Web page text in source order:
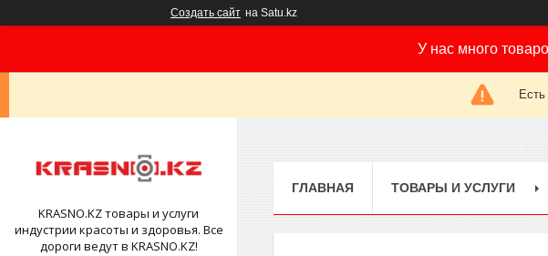
Создать сайт на Satu.kz
У нас много
KRASNO.KZ товары и услуги
индустрии красоты и здоровья. Все
дороги ведут в KRASNO.KZ!
ГЛАВНАЯ ТОВАРЫ И УСЛУГИ